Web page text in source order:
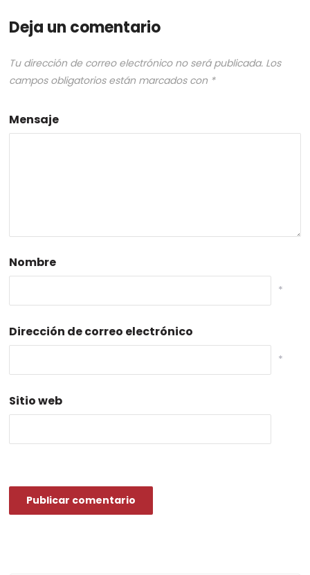
Deja un comentario
Tu dirección de correo electrónico no será publicada. Los
campos obligatorios están marcados con *
Mensaje
Nombre
*
Dirección de correo electrónico
*
Sitio web